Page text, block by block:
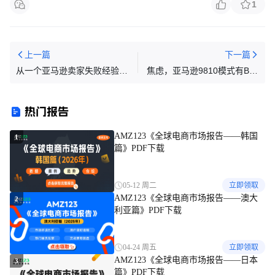
1
上一篇
从一个亚马逊卖家失败经验自
下一篇
焦虑，亚马逊9810模式有Bug
热门报告
1
AMZ123《全球电商市场报告——韩国
篇》PDF下载
05-12 周二 立即领取
2
AMZ123《全球电商市场报告——澳大
利亚篇》PDF下载
04-24 周五 立即领取
3
AMZ123《全球电商市场报告——日本
篇》PDF下载